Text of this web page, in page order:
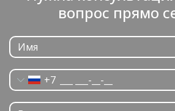
вопрос прямо
+7